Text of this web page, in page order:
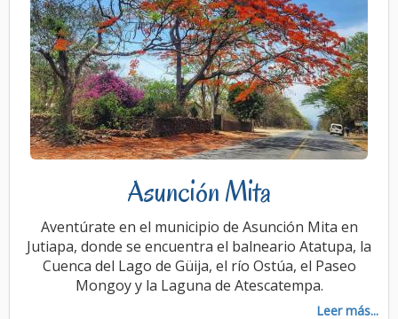
Asunción Mita
Aventúrate en el municipio de Asunción Mita en
Jutiapa, donde se encuentra el balneario Atatupa, la
Cuenca del Lago de Güija, el río Ostúa, el Paseo
Mongoy y la Laguna de Atescatempa.
Leer más...